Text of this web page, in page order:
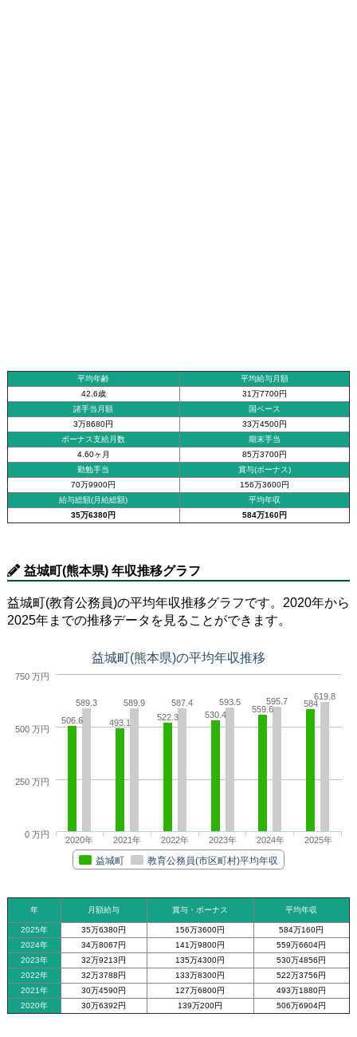
平均年齢
平均給与月額
42.6歳
31万7700円
諸手当月額
国ベース
3万8680円
33万4500円
ボーナス支給月数
期末手当
4.60ヶ月
85万3700円
勤勉手当
賞与(ボーナス)
70万9900円
156万3600円
給与総額(月給総額)
平均年収
35万6380円
584万160円
益城町(熊本県) 年収推移グラフ
益城町(教育公務員)の平均年収推移グラフです。2020年から
2025年までの推移データを見ることができます。
益城町(熊本県)の平均年収推移
506.6 493.1
522.3 530.4
559.6
584
589.3 589.9 587.4 593.5 595.7 619.8
益城町 教育公務員(市区町村)平均年収
2020年 2021年 2022年 2023年 2024年 2025年
0 万円
250 万円
500 万円
750 万円
年 月額給与 賞与・ボーナス 平均年収
2025年 35万6380円 156万3600円
584万160円
2024年
34万8067円 141万9800円
559万6604円
2023年
32万9213円 135万4300円
530万4856円
2022年
32万3788円 133万8300円
522万3756円
2021年
30万4590円 127万6800円
493万1880円
2020年
30万6392円 139万200円 506万6904円